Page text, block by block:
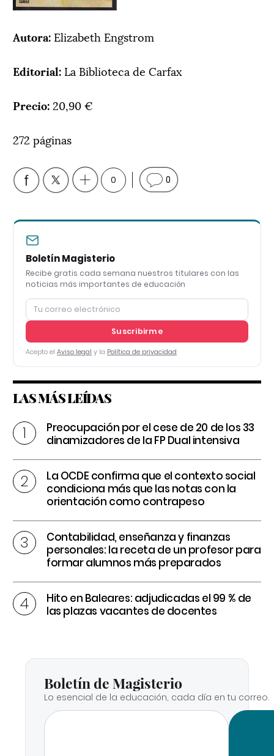
Autora: Elizabeth Engstrom
Editorial: La Biblioteca de Carfax
Precio: 20,90 €
272 páginas
0 0
Boletín Magisterio
Recibe gratis cada semana nuestros titulares con las
noticias más importantes de educación
Suscribirme
Acepto el Aviso legal y la Política de privacidad
LAS MÁS LEÍDAS
Preocupación por el cese de 20 de los 33
dinamizadores de la FP Dual intensiva
La OCDE confirma que el contexto social
condiciona más que las notas con la
orientación como contrapeso
Contabilidad, enseñanza y finanzas
personales: la receta de un profesor para
formar alumnos más preparados
Hito en Baleares: adjudicadas el 99 % de
las plazas vacantes de docentes
Boletín de Magisterio
Lo esencial de la educación, cada día en tu correo.